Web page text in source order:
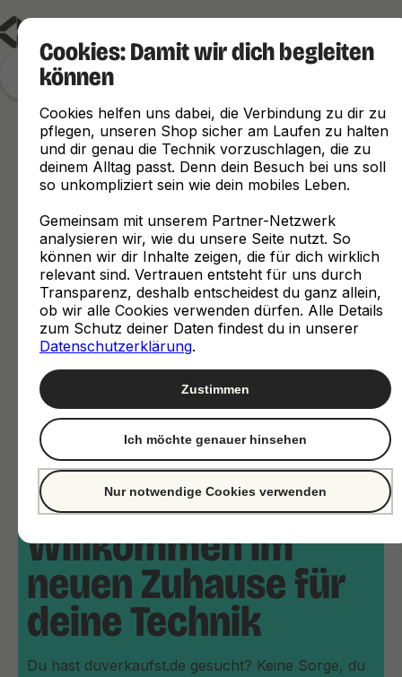
Willkommen im
neuen Zuhause für
deine Technik
Du hast duverkaufst.de gesucht? Keine Sorge, du
Cookies: Damit wir dich begleiten
können
Cookies helfen uns dabei, die Verbindung zu dir zu
pflegen, unseren Shop sicher am Laufen zu halten
und dir genau die Technik vorzuschlagen, die zu
deinem Alltag passt. Denn dein Besuch bei uns soll
so unkompliziert sein wie dein mobiles Leben.
Gemeinsam mit unserem Partner-Netzwerk
analysieren wir, wie du unsere Seite nutzt. So
können wir dir Inhalte zeigen, die für dich wirklich
relevant sind. Vertrauen entsteht für uns durch
Transparenz, deshalb entscheidest du ganz allein,
ob wir alle Cookies verwenden dürfen. Alle Details
zum Schutz deiner Daten findest du in unserer
Datenschutzerklärung.
Nur notwendige Cookies verwenden
Ich möchte genauer hinsehen
Zustimmen